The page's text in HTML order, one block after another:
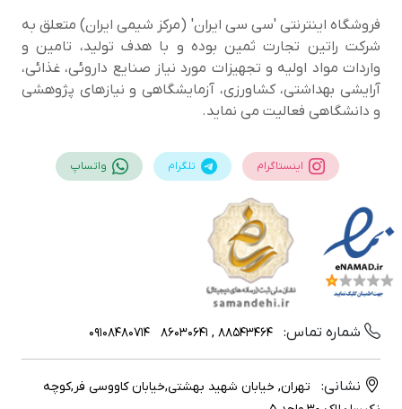
فروشگاه اینترنتی 'سی سی ایران' (مرکز شیمی ایران) متعلق به
شرکت راتین تجارت ثمین بوده و با هدف تولید، تامین و
واردات مواد اولیه و تجهیزات مورد نیاز صنایع داروئی، غذائی،
آرایشی بهداشتی، کشاورزی، آزمایشگاهی و نیازهای پژوهشی
و دانشگاهی فعالیت می نماید.
اینستاگرام تلگرام واتساپ
شماره تماس: 88543464 , 86030641
09108480714
نشانی:
تهران, خیابان شهید بهشتی,خیابان کاووسی فر,کوچه